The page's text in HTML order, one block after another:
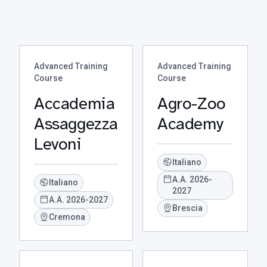
Advanced Training
Course
Accademia
Assaggezza
Levoni
Italiano
A.A. 2026-2027
Cremona
Advanced Training
Course
Agro-Zoo
Academy
Italiano
A.A. 2026-
2027
Brescia